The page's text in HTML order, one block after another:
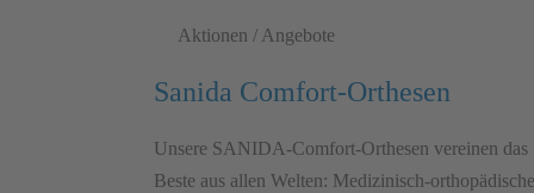
Aktionen / Angebote
Sanida Comfort-Orthesen
Unsere SANIDA-Comfort-Orthesen vereinen das
Beste aus allen Welten: Medizinisch-orthopädische